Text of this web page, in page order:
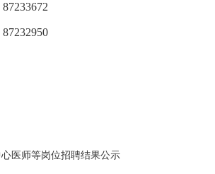
医师等岗位招聘结果公示